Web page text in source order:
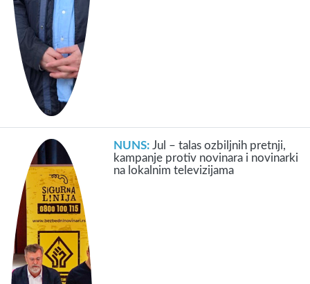
NUNS:Jul – talas ozbiljnih pretnji,
kampanje protiv novinara i novinarki
na lokalnim televizijama